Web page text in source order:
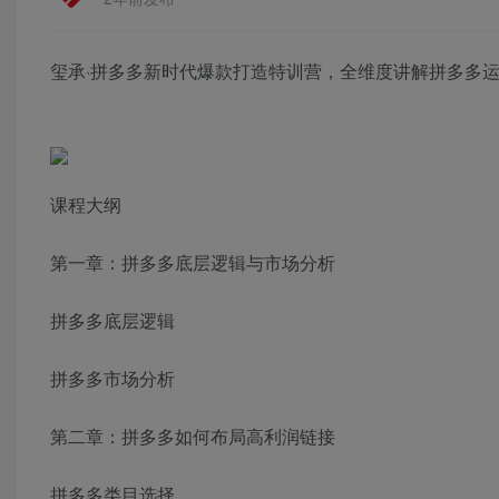
玺承·拼多多新时代爆款打造特训营，全维度讲解拼多多
课程大纲
第一章：拼多多底层逻辑与市场分析
拼多多底层逻辑
拼多多市场分析
第二章：拼多多如何布局高利润链接
拼多多类目选择